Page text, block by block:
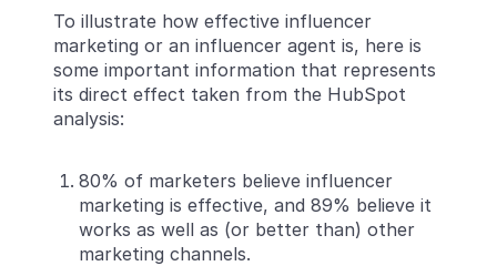
To illustrate how effective influencer
marketing or an influencer agent is, here is
some important information that represents
its direct effect taken from the HubSpot
analysis:
80% of marketers believe influencer
marketing is effective, and 89% believe it
works as well as (or better than) other
marketing channels.